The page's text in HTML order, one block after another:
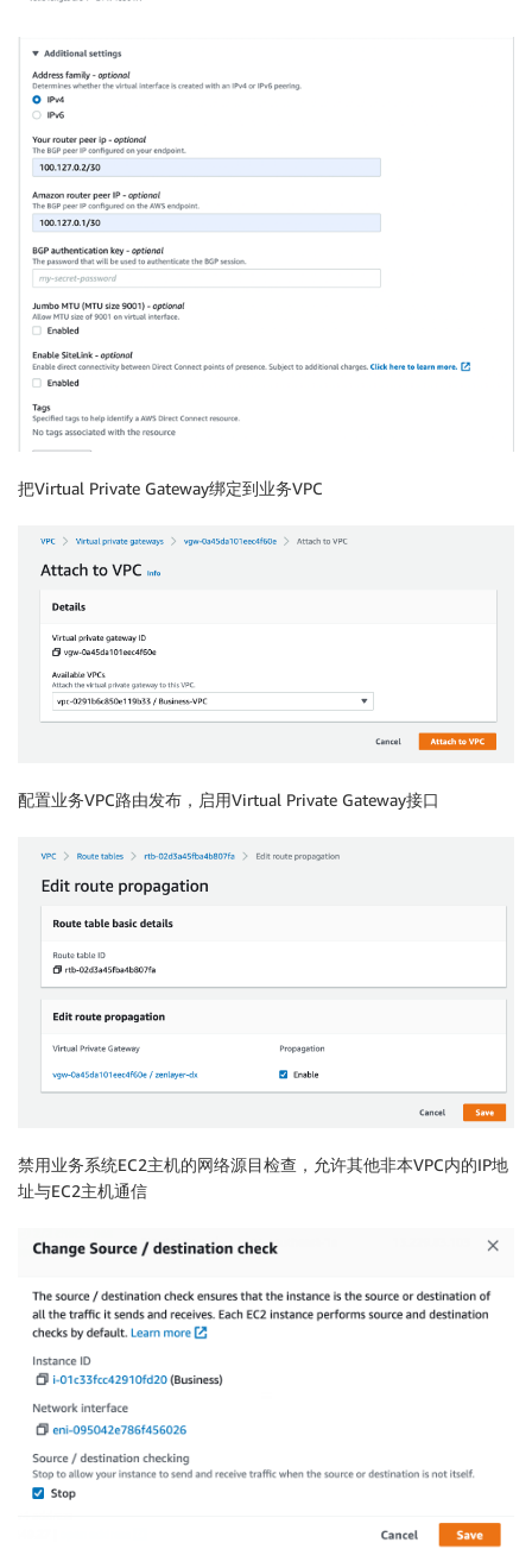
把Virtual Private Gateway绑定到业务VPC
配置业务VPC路由发布，启用Virtual Private Gateway接口
禁用业务系统EC2主机的网络源目检查，允许其他非本VPC内的IP地
址与EC2主机通信